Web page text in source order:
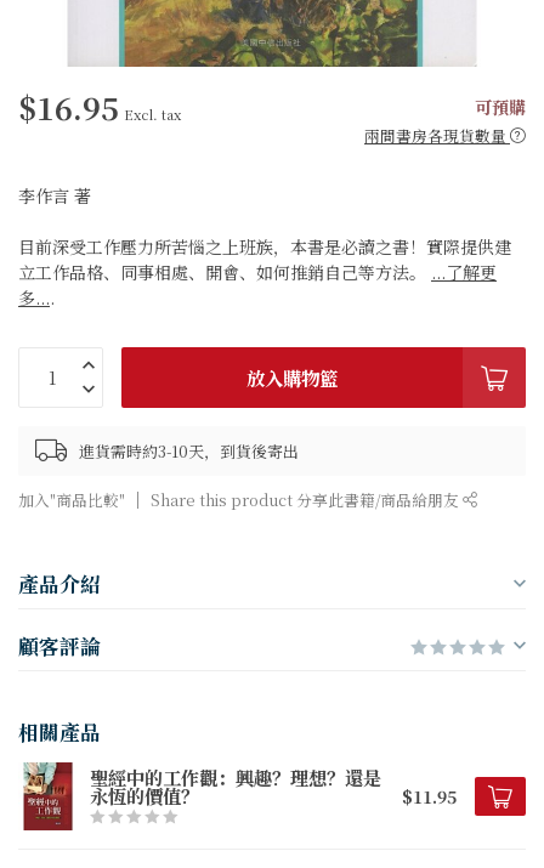
$16.95 Excl. tax 可預購
兩間書房各現貨數量
李作言 著
目前深受工作壓力所苦惱之上班族，本書是必讀之書！實際提供建
立工作品格、同事相處、開會、如何推銷自己等方法。 ...了解更
多....
放入購物籃
進貨需時約3-10天，到貨後寄出
加入"商品比較" Share this product 分享此書籍/商品給朋友
產品介紹
顧客評論
相關產品
聖經中的工作觀：興趣？理想？還是
永恆的價值？ $11.95